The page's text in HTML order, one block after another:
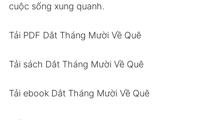
cuộc sống xung quanh.
Tải PDF Dắt Tháng Mười Về Quê
Tải sách Dắt Tháng Mười Về Quê
Tải ebook Dắt Tháng Mười Về Quê